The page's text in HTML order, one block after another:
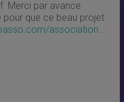
Merci par avance
que ce beau projet
association…